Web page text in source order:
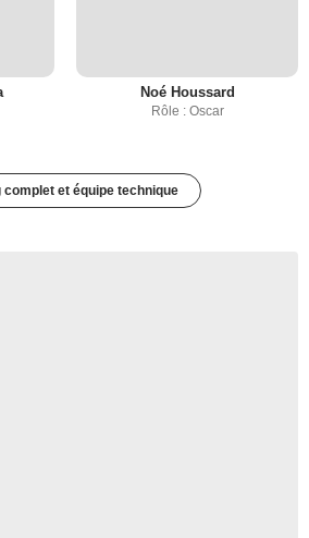
Noé Houssard
Rôle : Oscar
complet et équipe technique